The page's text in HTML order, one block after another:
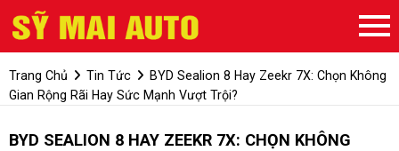
Trang Chủ Tin Tức
BYD Sealion 8 Hay Zeekr 7X: Chọn Không
Gian Rộng Rãi Hay Sức Mạnh Vượt Trội?
BYD SEALION 8 HAY ZEEKR 7X: CHỌN KHÔNG